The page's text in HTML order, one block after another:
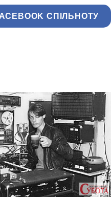
СПІЛЬНОТУ